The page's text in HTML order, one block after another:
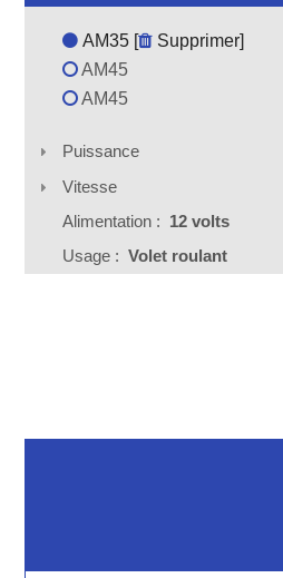
AM35 [ Supprimer]
AM45
AM45
Puissance
Vitesse
Alimentation : 12 volts
Usage : Volet roulant